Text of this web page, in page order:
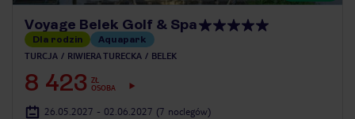
Voyage Belek Golf & Spa
Dla rodzin Aquapark
TURCJA RIWIERA TURECKA BELEK
8 423 ZŁ
OSOBA
26.05.2027 - 02.06.2027 (7 noclegów)